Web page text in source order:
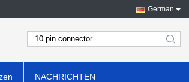
German
search
NACHRICHTEN